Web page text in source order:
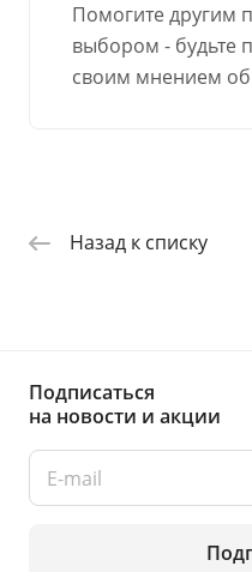
Помогите другим
выбором - будьте
своим мнением об
Назад к списку
Подписаться
на новости и акции